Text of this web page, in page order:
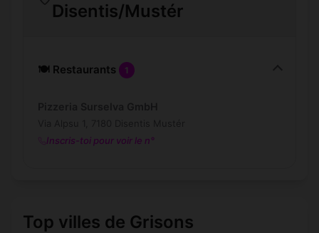
Disentis/Mustér
🍽️ Restaurants 1
Inscris-toi pour voir le n°
Top villes de Grisons